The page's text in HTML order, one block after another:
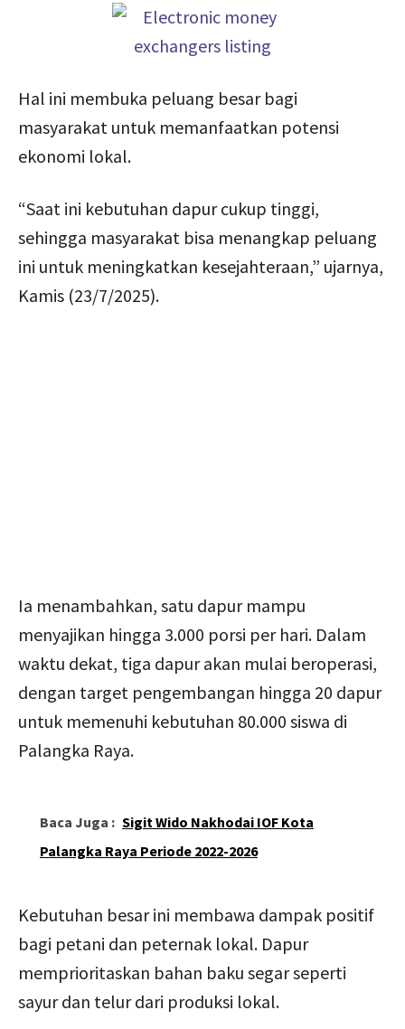
Hal ini membuka peluang besar bagi
masyarakat untuk memanfaatkan potensi
ekonomi lokal.
“Saat ini kebutuhan dapur cukup tinggi,
sehingga masyarakat bisa menangkap peluang
ini untuk meningkatkan kesejahteraan,” ujarnya,
Kamis (23/7/2025).
Ia menambahkan, satu dapur mampu
menyajikan hingga 3.000 porsi per hari. Dalam
waktu dekat, tiga dapur akan mulai beroperasi,
dengan target pengembangan hingga 20 dapur
untuk memenuhi kebutuhan 80.000 siswa di
Palangka Raya.
Baca Juga : Sigit Wido Nakhodai IOF Kota
Palangka Raya Periode 2022-2026
Kebutuhan besar ini membawa dampak positif
bagi petani dan peternak lokal. Dapur
memprioritaskan bahan baku segar seperti
sayur dan telur dari produksi lokal.